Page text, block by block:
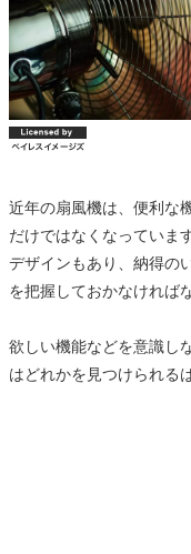
近年の扇風機は、便利な
だけではなくなっていま
デザインもあり、納得の
を把握しておかなければ
欲しい機能などを意識し
はどれかを見つけられる